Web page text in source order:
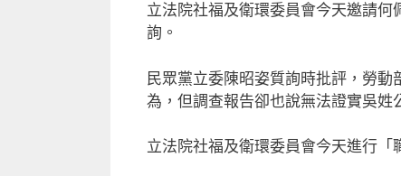
立法院社福及衛環委員會今天邀請
詢。
民眾黨立委陳昭姿質詢時批評，勞
為，但調查報告卻也說無法證實吳姓
立法院社福及衛環委員會今天進行